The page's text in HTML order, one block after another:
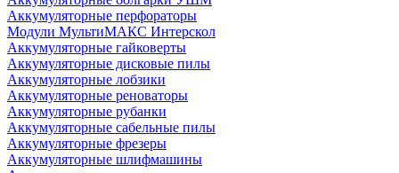
Аккумуляторные перфораторы
Модули МультиМАКС Интерскол
Аккумуляторные гайковерты
Аккумуляторные дисковые пилы
Аккумуляторные лобзики
Аккумуляторные реноваторы
Аккумуляторные рубанки
Аккумуляторные сабельные пилы
Аккумуляторные фрезеры
Аккумуляторные шлифмашины